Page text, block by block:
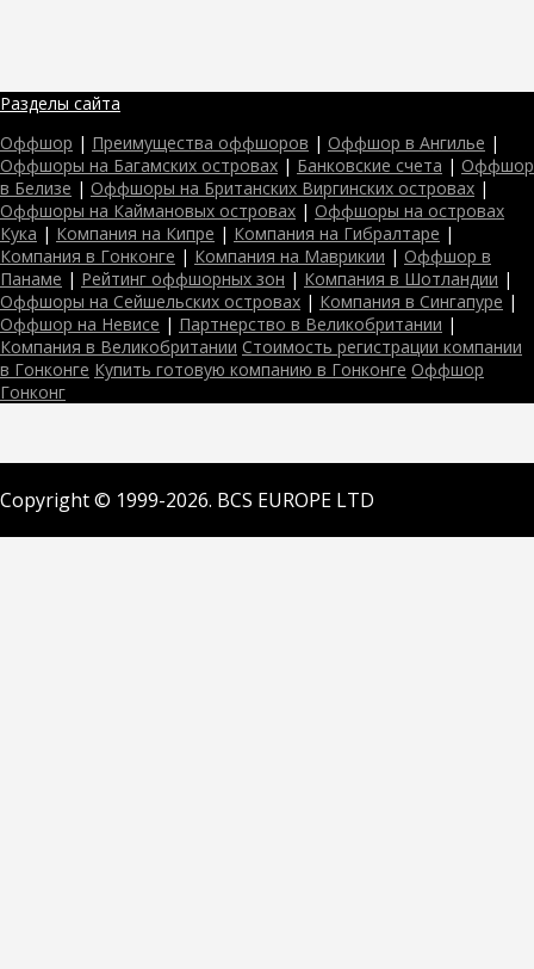
Разделы сайта
Оффшор | Преимущества оффшоров | Оффшор в Ангилье |
Оффшоры на Багамских островах | Банковские счета | Оффшор
в Белизе | Оффшоры на Британских Виргинских островах |
Оффшоры на Каймановых островах | Оффшоры на островах
Кука | Компания на Кипре | Компания на Гибралтаре |
Компания в Гонконге | Компания на Маврикии | Оффшор в
Панаме | Рейтинг оффшорных зон | Компания в Шотландии |
Оффшоры на Сейшельских островах | Компания в Сингапуре |
Оффшор на Невисе | Партнерство в Великобритании |
Компания в Великобритании Стоимость регистрации компании
в Гонконге Купить готовую компанию в Гонконге Оффшор
Гонконг
Copyright © 1999-2026. BCS EUROPE LTD